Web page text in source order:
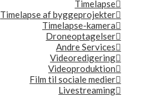
Timelapse
Timelapse af byggeprojekter
Timelapse-kamera
Droneoptagelser
Andre Services
Videoredigering
Videoproduktion
Film til sociale medier
Livestreaming